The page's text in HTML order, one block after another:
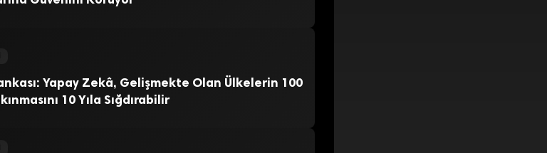
Yapay Zekâ, Gelişmekte Olan Ülkelerin 100
10 Yıla Sığdırabilir